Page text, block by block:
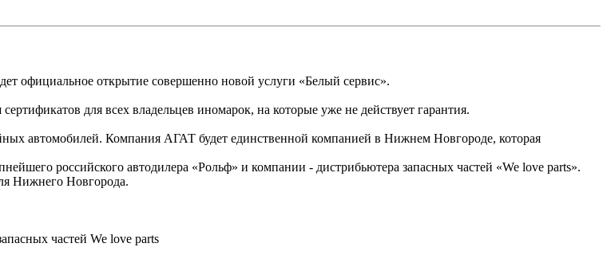
официальное открытие совершенно новой услуги «Белый сервис».
для всех владельцев иномарок, на которые уже не действует гарантия.
автомобилей. Компания АГАТ будет единственной компанией в Нижнем Новгороде, которая
российского автодилера «Рольф» и компании - дистрибьютера запасных частей «We love parts».
Нижнего Новгорода.
частей We love parts